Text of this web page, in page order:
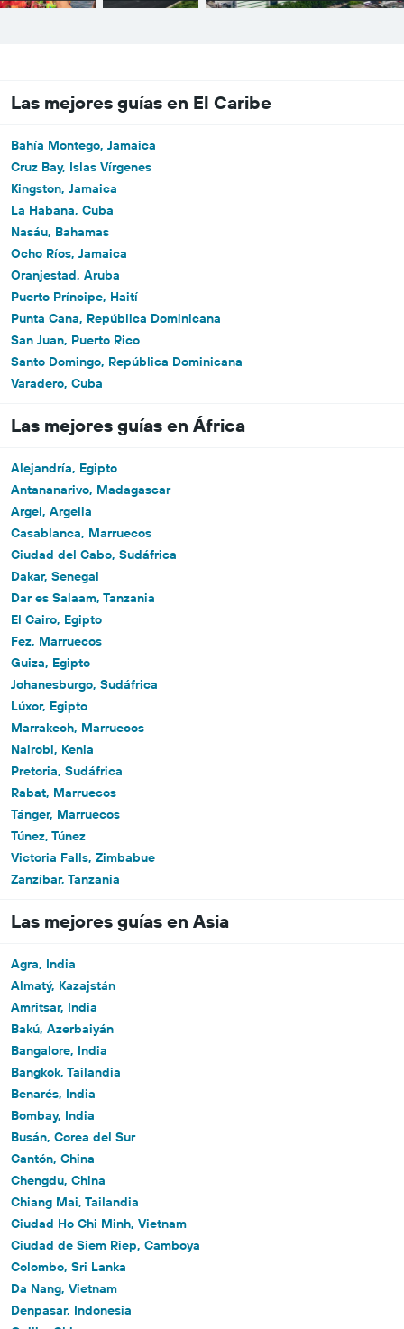
Las mejores guías en El Caribe
Bahía Montego, Jamaica
Cruz Bay, Islas Vírgenes
Kingston, Jamaica
La Habana, Cuba
Nasáu, Bahamas
Ocho Ríos, Jamaica
Oranjestad, Aruba
Puerto Príncipe, Haití
Punta Cana, República Dominicana
San Juan, Puerto Rico
Santo Domingo, República Dominicana
Varadero, Cuba
Las mejores guías en África
Alejandría, Egipto
Antananarivo, Madagascar
Argel, Argelia
Casablanca, Marruecos
Ciudad del Cabo, Sudáfrica
Dakar, Senegal
Dar es Salaam, Tanzania
El Cairo, Egipto
Fez, Marruecos
Guiza, Egipto
Johanesburgo, Sudáfrica
Lúxor, Egipto
Marrakech, Marruecos
Nairobi, Kenia
Pretoria, Sudáfrica
Rabat, Marruecos
Tánger, Marruecos
Túnez, Túnez
Victoria Falls, Zimbabue
Zanzíbar, Tanzania
Las mejores guías en Asia
Agra, India
Almatý, Kazajstán
Amritsar, India
Bakú, Azerbaiyán
Bangalore, India
Bangkok, Tailandia
Benarés, India
Bombay, India
Busán, Corea del Sur
Cantón, China
Chengdu, China
Chiang Mai, Tailandia
Ciudad Ho Chi Minh, Vietnam
Ciudad de Siem Riep, Camboya
Colombo, Sri Lanka
Da Nang, Vietnam
Denpasar, Indonesia